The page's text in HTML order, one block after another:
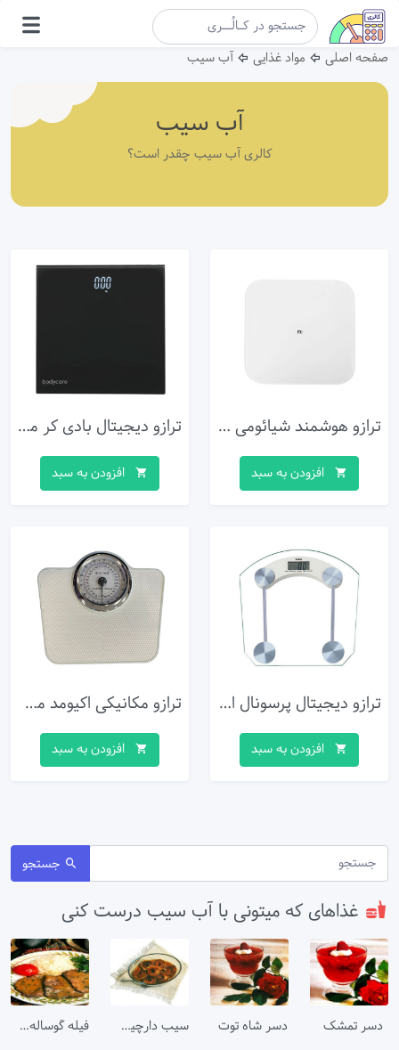
صفحه اصلی مواد غذایی آب سیب
آب سیب
کالری آب سیب چقدر است؟
ترازو هوشمند شیائومی مدل Mi-Smart-Scale2
افزودن به سبد
ترازو دیجیتال بادی کر مدل Lite 1C
افزودن به سبد
ترازو دیجیتال پرسونال اسکیل مدل 2003B
افزودن به سبد
ترازو مکانیکی اکیومد مدل YM414
افزودن به سبد
جستجو
غذاهای که میتونی با آب سیب درست کنی
دسر تمشک دسر شاه توت سیب دارچینی فیله گوساله با سس سیب